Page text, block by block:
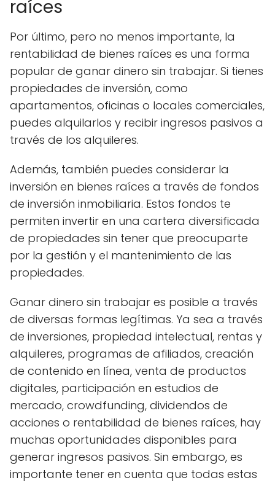
raíces
Por último, pero no menos importante, la
rentabilidad de bienes raíces es una forma
popular de ganar dinero sin trabajar. Si tienes
propiedades de inversión, como
apartamentos, oficinas o locales comerciales,
puedes alquilarlos y recibir ingresos pasivos a
través de los alquileres.
Además, también puedes considerar la
inversión en bienes raíces a través de fondos
de inversión inmobiliaria. Estos fondos te
permiten invertir en una cartera diversificada
de propiedades sin tener que preocuparte
por la gestión y el mantenimiento de las
propiedades.
Ganar dinero sin trabajar es posible a través
de diversas formas legítimas. Ya sea a través
de inversiones, propiedad intelectual, rentas y
alquileres, programas de afiliados, creación
de contenido en línea, venta de productos
digitales, participación en estudios de
mercado, crowdfunding, dividendos de
acciones o rentabilidad de bienes raíces, hay
muchas oportunidades disponibles para
generar ingresos pasivos. Sin embargo, es
importante tener en cuenta que todas estas